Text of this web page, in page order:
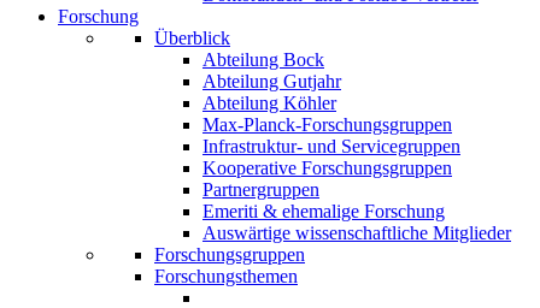
Forschung
Überblick
Abteilung Bock
Abteilung Gutjahr
Abteilung Köhler
Max-Planck-Forschungsgruppen
Infrastruktur- und Servicegruppen
Kooperative Forschungsgruppen
Partnergruppen
Emeriti & ehemalige Forschung
Auswärtige wissenschaftliche Mitglieder
Forschungsgruppen
Forschungsthemen